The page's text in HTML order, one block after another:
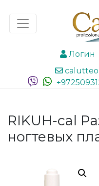
Логин
RIKUH-cal
ногтевых